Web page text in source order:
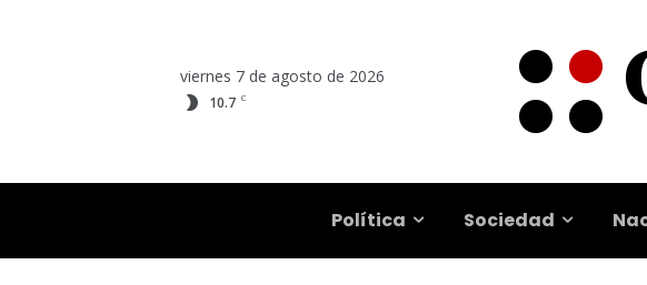
viernes 7 de agosto de 2026
10.7 C
Política Sociedad